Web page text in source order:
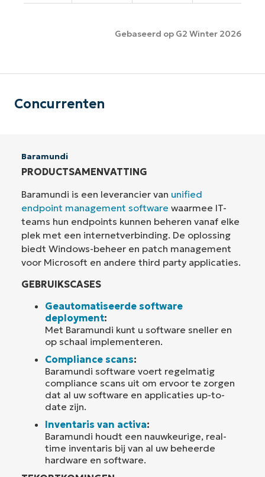
Gebaseerd op G2 Winter 2026
Concurrenten
Baramundi
PRODUCTSAMENVATTING
Baramundi is een leverancier van unified
endpoint management software waarmee IT-
teams hun endpoints kunnen beheren vanaf elke
plek met een internetverbinding. De oplossing
biedt Windows-beheer en patch management
voor Microsoft en andere third party applicaties.
GEBRUIKSCASES
Geautomatiseerde software
deployment:
Met Baramundi kunt u software sneller en
op schaal implementeren.
Compliance scans:
Baramundi software voert regelmatig
compliance scans uit om ervoor te zorgen
dat al uw software en applicaties up-to-
date zijn.
Inventaris van activa:
Baramundi houdt een nauwkeurige, real-
time inventaris bij van al uw beheerde
hardware en software.